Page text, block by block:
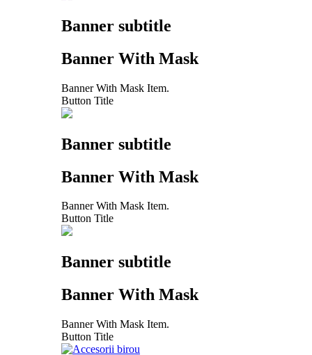
Banner subtitle
Banner With Mask
Banner With Mask Item.
Button Title
Banner subtitle
Banner With Mask
Banner With Mask Item.
Button Title
Banner subtitle
Banner With Mask
Banner With Mask Item.
Button Title